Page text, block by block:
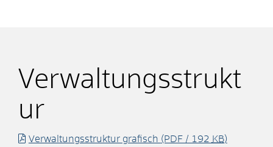
Verwaltungsstrukt
ur
Verwaltungsstruktur grafisch (PDF / 192 KB)